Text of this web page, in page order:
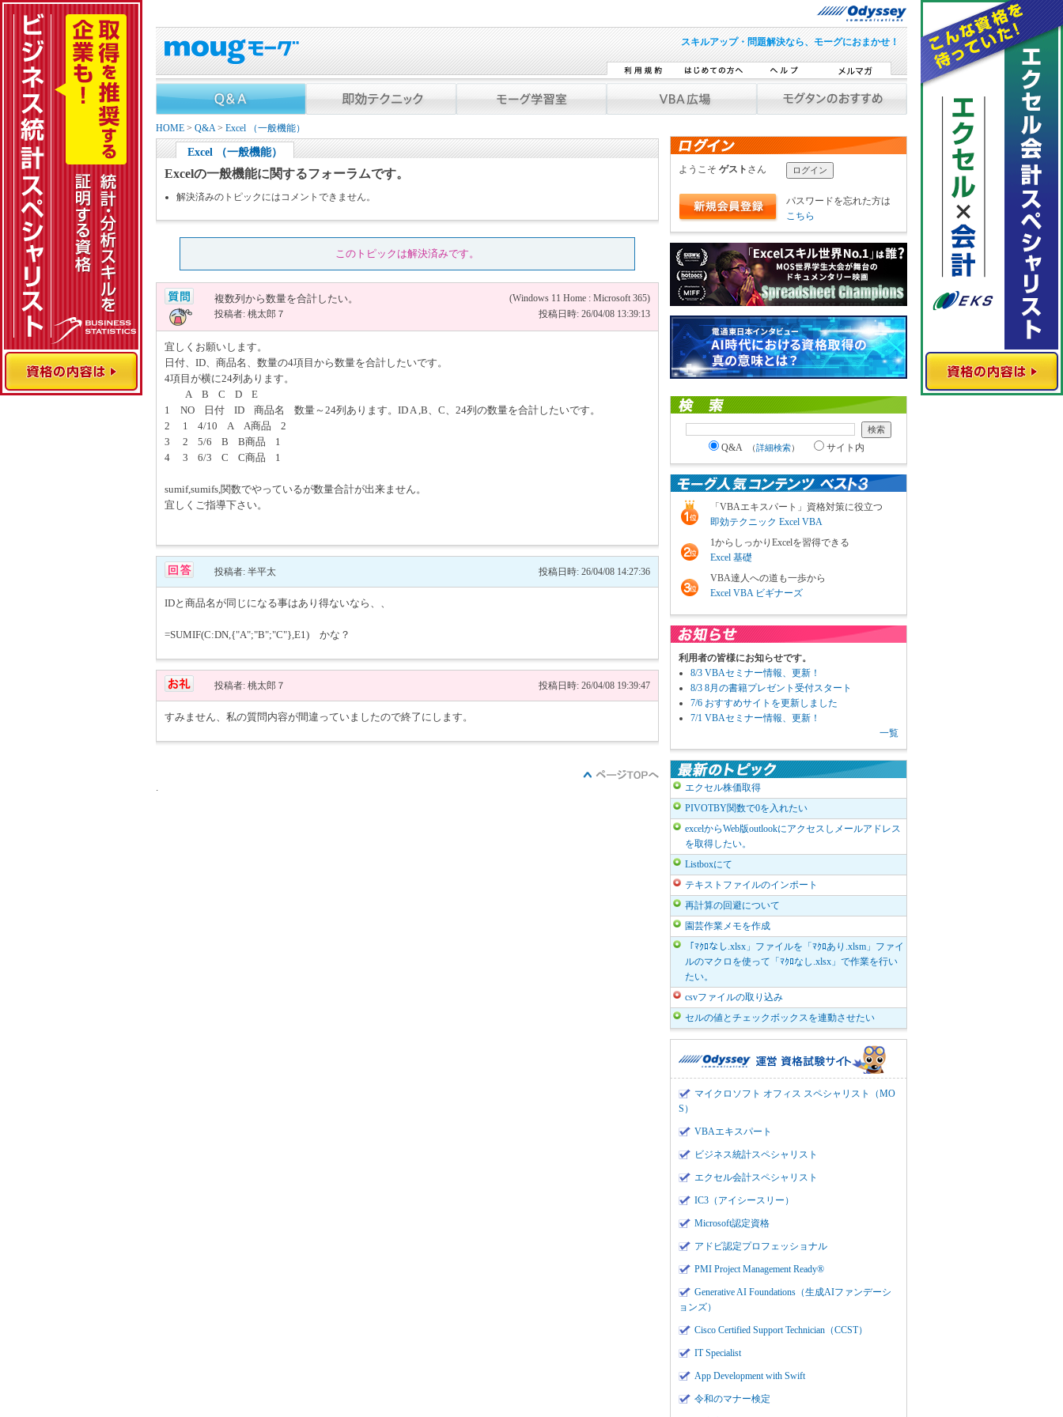
スキルアップ・問題解決なら、モーグにおまかせ！
HOME > Q&A> Excel （一般機能）
Excel （一般機能）
Excelの一般機能に関するフォーラムです。
解決済みのトピックにはコメントできません。
このトピックは解決済みです。
(Windows 11 Home : Microsoft 365)
複数列から数量を合計したい。
投稿日時: 26/04/08 13:39:13
投稿者: 桃太郎７
宜しくお願いします。
日付、ID、商品名、数量の4項目から数量を合計したいです。
4項目が横に24列あります。
A B C D E
1 NO 日付 ID 商品名 数量～24列あります。ID A ,B、C、24列の数量を合計したいです。
2 1 4/10 A A商品 2
3 2 5/6 B B商品 1
4 3 6/3 C C商品 1
sumif,sumifs,関数でやっているが数量合計が出来ません。
宜しくご指導下さい。
投稿日時: 26/04/08 14:27:36
投稿者: 半平太
IDと商品名が同じになる事はあり得ないなら、、
=SUMIF(C:DN,{"A";"B";"C"},E1) かな？
投稿日時: 26/04/08 19:39:47
投稿者: 桃太郎７
すみません、私の質問内容が間違っていましたので終了にします。
ようこそ ゲスト さん
パスワードを忘れた方は
こちら
Q&A （詳細検索） サイト内
「VBAエキスパート」資格対策に役立つ
即効テクニック Excel VBA
1からしっかりExcelを習得できる
Excel 基礎
VBA達人への道も一歩から
Excel VBA ビギナーズ
利用者の皆様にお知らせです。
8/3 VBAセミナー情報、更新！
8/3 8月の書籍プレゼント受付スタート
7/6 おすすめサイトを更新しました
7/1 VBAセミナー情報、更新！
一覧
エクセル株価取得
PIVOTBY関数で0を入れたい
excelからWeb版outlookにアクセスしメールアドレス
を取得したい。
Listboxにて
テキストファイルのインポート
再計算の回避について
園芸作業メモを作成
「ﾏｸﾛなし.xlsx」ファイルを「ﾏｸﾛあり.xlsm」ファイ
ルのマクロを使って「ﾏｸﾛなし.xlsx」で作業を行い
たい。
csvファイルの取り込み
セルの値とチェックボックスを連動させたい
マイクロソフト オフィス スペシャリスト（MO
S）
VBAエキスパート
ビジネス統計スペシャリスト
エクセル会計スペシャリスト
IC3（アイシースリー）
Microsoft認定資格
アドビ認定プロフェッショナル
PMI Project Management Ready®
Generative AI Foundations（生成AIファンデーシ
ョンズ）
Cisco Certified Support Technician（CCST）
IT Specialist
App Development with Swift
令和のマナー検定